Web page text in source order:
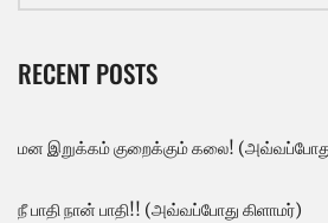
RECENT POSTS
மன இறுக்கம் குறைக்கும் கலை! (அவ்வப்போது
நீ பாதி நான் பாதி!! (அவ்வப்போது கிளாமர்)